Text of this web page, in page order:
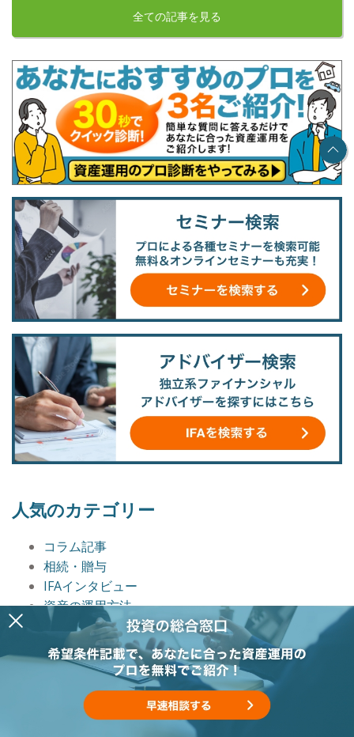
全ての記事を見る
人気のカテゴリー
コラム記事
相続・贈与
IFAインタビュー
資産の運用方法
著名人インタビュー
資産形成・資産運用
人生100年時代
コラム記事まとめ
インタビュー